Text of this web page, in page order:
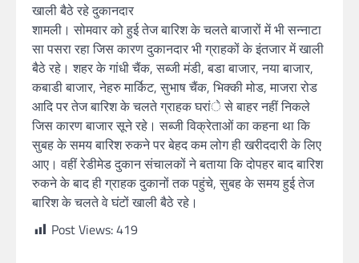
खाली बैठे रहे दुकानदार
शामली। सोमवार को हुई तेज बारिश के चलते बाजारों में भी सन्नाटा
सा पसरा रहा जिस कारण दुकानदार भी ग्राहकों के इंतजार में खाली
बैठे रहे। शहर के गांधी चैंक, सब्जी मंडी, बडा बाजार, नया बाजार,
कबाडी बाजार, नेहरु मार्किट, सुभाष चैंक, भिक्की मोड, माजरा रोड
आदि पर तेज बारिश के चलते ग्राहक घरांे से बाहर नहीं निकले
जिस कारण बाजार सूने रहे। सब्जी विक्रेताओं का कहना था कि
सुबह के समय बारिश रुकने पर बेहद कम लोग ही खरीददारी के लिए
आए। वहीं रेडीमेड दुकान संचालकों ने बताया कि दोपहर बाद बारिश
रुकने के बाद ही ग्राहक दुकानों तक पहुंचे, सुबह के समय हुई तेज
बारिश के चलते वे घंटों खाली बैठे रहे।
Post Views:419